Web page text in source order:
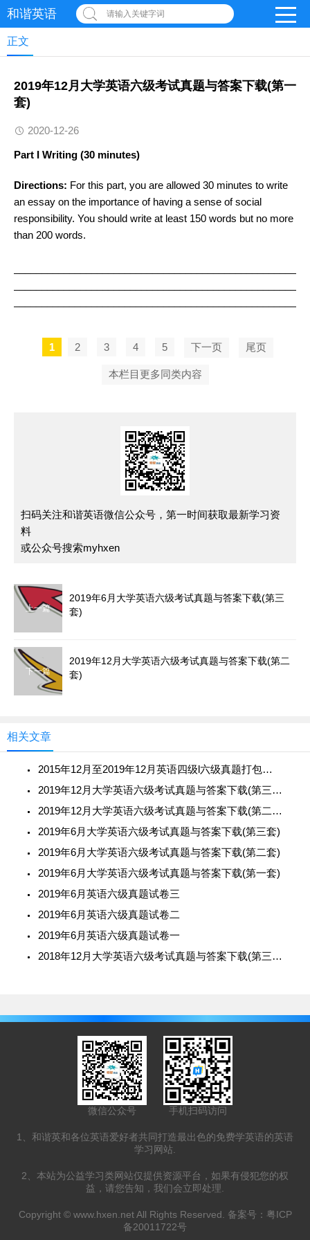
和谐英语 请输入关键字词
正文
2019年12月大学英语六级考试真题与答案下载(第一
套)
2020-12-26
Part I Writing (30 minutes)
Directions: For this part, you are allowed 30 minutes to write
an essay on the importance of having a sense of social
responsibility. You should write at least 150 words but no more
than 200 words.
1 2 3 4 5 下一页 尾页
本栏目更多同类内容
扫码关注和谐英语微信公众号，第一时间获取最新学习资
料
或公众号搜索myhxen
上一篇
2019年6月大学英语六级考试真题与答案下载(第三
套)
下一篇
2019年12月大学英语六级考试真题与答案下载(第二
套)
相关文章
2015年12月至2019年12月英语四级l六级真题打包下载(真题+听力MP3+答案)
2019年12月大学英语六级考试真题与答案下载(第三套)
2019年12月大学英语六级考试真题与答案下载(第二套)
2019年6月大学英语六级考试真题与答案下载(第三套)
2019年6月大学英语六级考试真题与答案下载(第二套)
2019年6月大学英语六级考试真题与答案下载(第一套)
2019年6月英语六级真题试卷三
2019年6月英语六级真题试卷二
2019年6月英语六级真题试卷一
2018年12月大学英语六级考试真题与答案下载(第三套)
微信公众号 手机扫码访问
1、和谐英和各位英语爱好者共同打造最出色的免费学英语的英语
学习网站.
2、本站为公益学习类网站仅提供资源平台，如果有侵犯您的权
益，请您告知，我们会立即处理.
Copyright © www.hxen.netAll Rights Reserved. 备案号： 粤ICP
备20011722号